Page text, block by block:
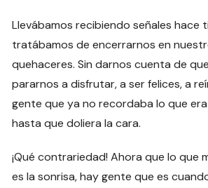
Llevábamos recibiendo señales hace
tratábamos de encerrarnos en
quehaceres. Sin darnos cuenta de
pararnos a disfrutar, a ser felices, a
gente que ya no recordaba lo que
hasta que doliera la cara.
¡Qué contrariedad! Ahora que lo que
es la sonrisa, hay gente que es